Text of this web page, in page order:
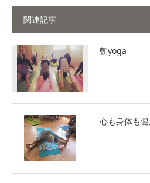
関連記事
朝yoga
心も身体も